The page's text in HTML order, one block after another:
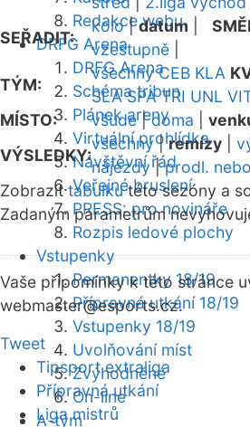
Redakce webu
DRFG Arena
DRFG Arena
Schéma tribun
Plánek areny
Virtuální prohlídka
Návštěvní řád
Veřejné bruslení
PRESS: pro novináře
Rozpis ledové plochy
Vstupenky
Permanentky 18/19
Přípravná utkání 18/19
Vstupenky 18/19
Uvolňování míst
Zvýhodněné
On-line
A-tým
SEŘADIT:
kolo|datum
vzestupně
TÝM:
všechny CEB KLA
SLA SPA TRI UNL
MÍSTO:
všude|doma
VÝSLEDKY:
všechny|remízy
nájezdy|prodl.
Zobrazittabulkutéto sezóny a
Zadaným parametrům
Vaše připomínky k této stránce
webmaster@esports.cz.
Tweet
Tipsport extraliga
Přípravná utkání
Liga mistrů